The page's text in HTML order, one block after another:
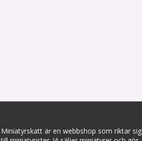
Miniatyrskatt är en webbshop som riktar sig